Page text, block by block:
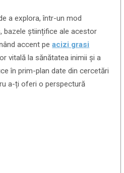
a explora, într-un mod
bazele științifice ale acestor
accent peacizi grasi
vitală la sănătatea inimii și a
în prim-plan date din cercetări
a-ți oferi o perspectură